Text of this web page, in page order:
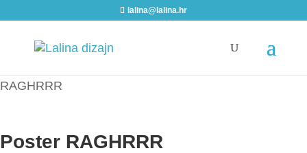
lalina@lalina.hr
RAGHRRR
Poster RAGHRRR